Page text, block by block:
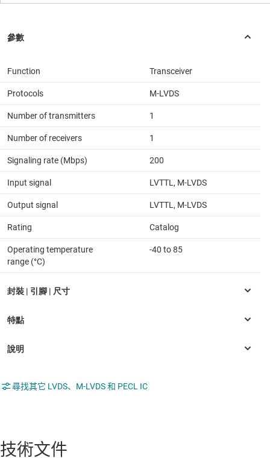
Function Transceiver
Protocols M-LVDS
Number of transmitters 1
Number of receivers 1
Signaling rate (Mbps) 200
Input signal LVTTL, M-LVDS
Output signal LVTTL, M-LVDS
Rating Catalog
Operating temperature
range (°C)
-40 to 85
尋找其它 LVDS、M-LVDS 和 PECL IC
技術文件